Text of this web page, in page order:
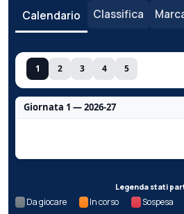
Calendario Classifica
1 2 3 4 5
Giornata 1 — 2026-27
Legenda stati
Da giocare In corso Sospesa